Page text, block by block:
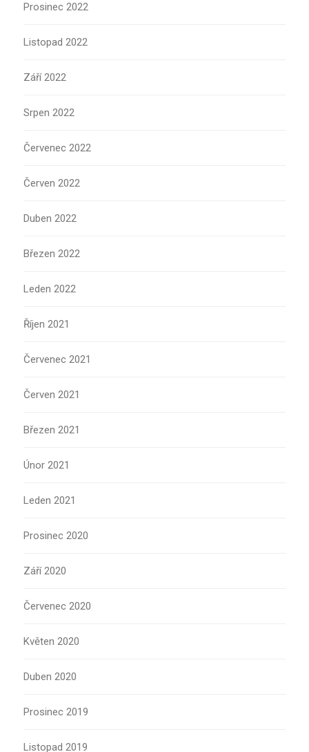
Prosinec 2022
Listopad 2022
Září 2022
Srpen 2022
Červenec 2022
Červen 2022
Duben 2022
Březen 2022
Leden 2022
Říjen 2021
Červenec 2021
Červen 2021
Březen 2021
Únor 2021
Leden 2021
Prosinec 2020
Září 2020
Červenec 2020
Květen 2020
Duben 2020
Prosinec 2019
Listopad 2019